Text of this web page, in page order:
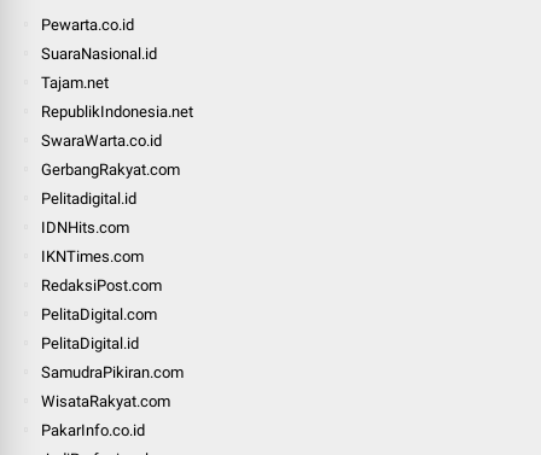
Pewarta.co.id
SuaraNasional.id
Tajam.net
RepublikIndonesia.net
SwaraWarta.co.id
GerbangRakyat.com
Pelitadigital.id
IDNHits.com
IKNTimes.com
RedaksiPost.com
PelitaDigital.com
PelitaDigital.id
SamudraPikiran.com
WisataRakyat.com
PakarInfo.co.id